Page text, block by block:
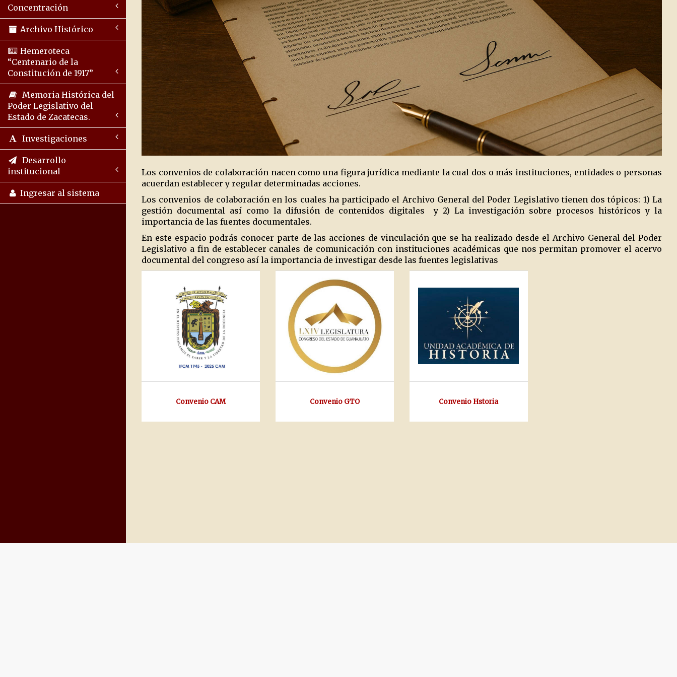
Concentración
Archivo Histórico
Hemeroteca
“Centenario de la
Constitución de 1917”
Memoria Histórica del
Poder Legislativo del
Estado de Zacatecas.
Investigaciones
Desarrollo
institucional
Ingresar al sistema
Los convenios de colaboración nacen como una figura jurídica mediante la cual dos o más instituciones, entidades o personas
acuerdan establecer y regular determinadas acciones.
Los convenios de colaboración en los cuales ha participado el Archivo General del Poder Legislativo tienen dos tópicos: 1) La
gestión documental así como la difusión de contenidos digitales
y 2) La investigación sobre procesos históricos y la
importancia de las fuentes documentales.
En este espacio podrás conocer parte de las acciones de vinculación que se ha realizado desde el Archivo General del Poder
Legislativo a fin de establecer canales de comunicación con instituciones académicas que nos permitan promover el acervo
documental del congreso así la importancia de investigar desde las fuentes legislativas
Convenio CAM Convenio GTO Convenio Hstoria